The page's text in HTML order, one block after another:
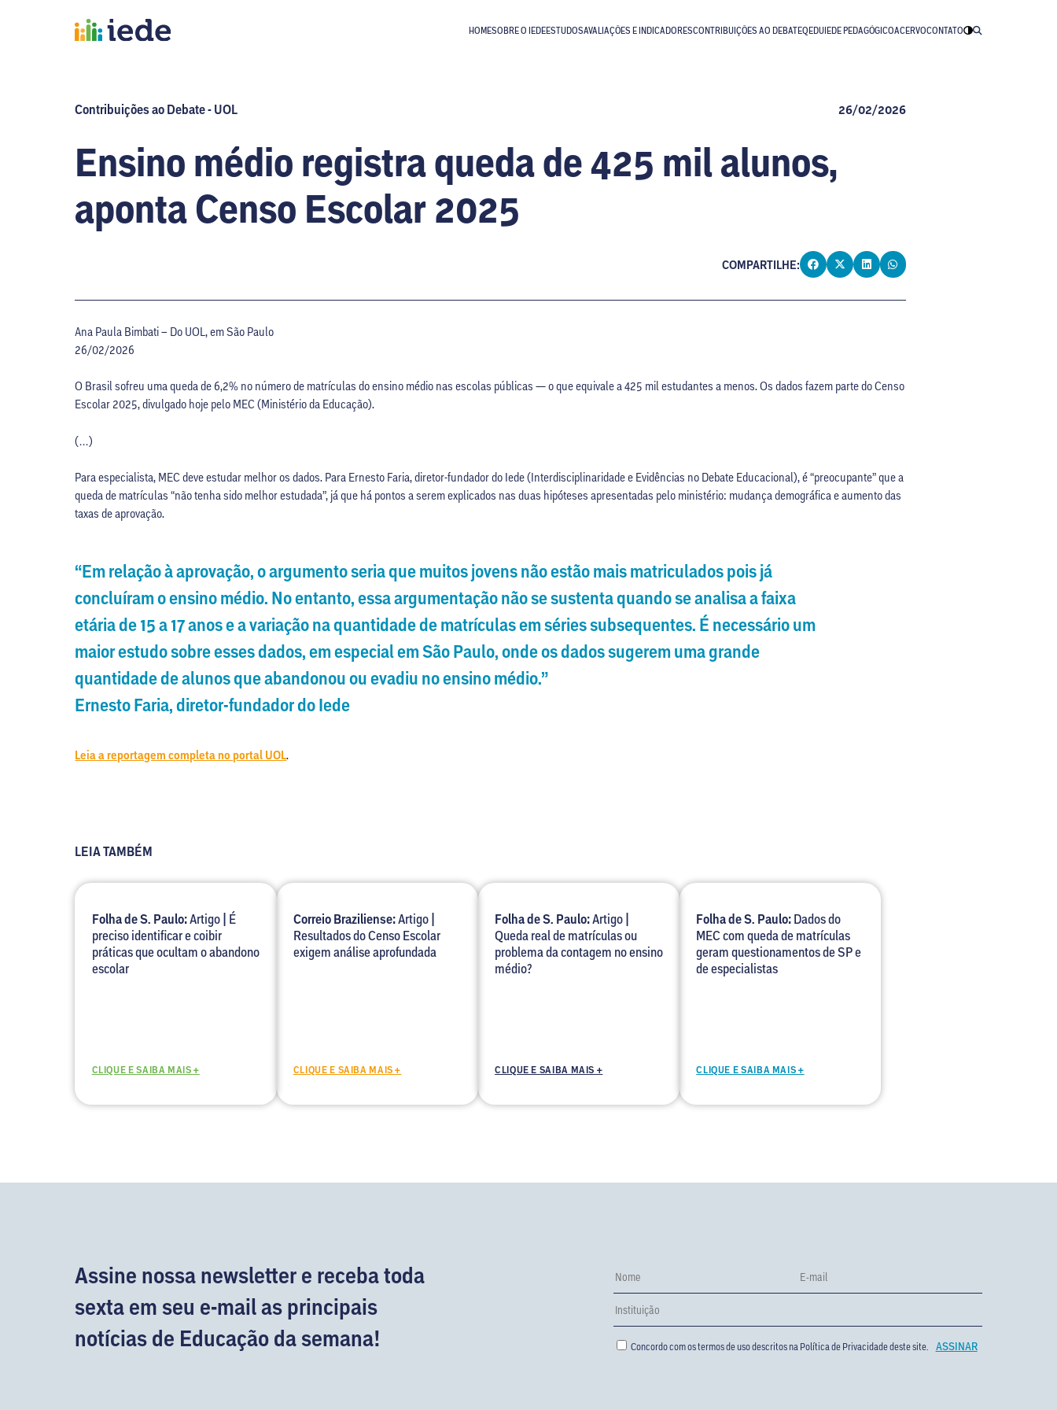
HOMESOBRE O IEDEESTUDOSAVALIAÇÕES E INDICADORESCONTRIBUIÇÕES AO DEBATEQEDUIEDE PEDAGÓGICOACERVOCONTATO
Contribuições ao Debate - UOL 26/02/2026
Ensino médio registra queda de 425 mil alunos,
aponta Censo Escolar 2025
COMPARTILHE:
Ana Paula Bimbati – Do UOL, em São Paulo
26/02/2026
O Brasil sofreu uma queda de 6,2% no número de matrículas do ensino médio nas escolas públicas — o que equivale a 425 mil estudantes a menos. Os dados fazem parte do Censo
Escolar 2025, divulgado hoje pelo MEC (Ministério da Educação).
(…)
Para especialista, MEC deve estudar melhor os dados. Para Ernesto Faria, diretor-fundador do Iede (Interdisciplinaridade e Evidências no Debate Educacional), é “preocupante” que a
queda de matrículas “não tenha sido melhor estudada”, já que há pontos a serem explicados nas duas hipóteses apresentadas pelo ministério: mudança demográfica e aumento das
taxas de aprovação.
“Em relação à aprovação, o argumento seria que muitos jovens não estão mais matriculados pois já
concluíram o ensino médio. No entanto, essa argumentação não se sustenta quando se analisa a faixa
etária de 15 a 17 anos e a variação na quantidade de matrículas em séries subsequentes. É necessário um
maior estudo sobre esses dados, em especial em São Paulo, onde os dados sugerem uma grande
quantidade de alunos que abandonou ou evadiu no ensino médio.”
Ernesto Faria, diretor-fundador do Iede
Leia a reportagem completa no portal UOL.
LEIA TAMBÉM
Folha de S. Paulo:Artigo | É
preciso identificar e coibir
práticas que ocultam o abandono
escolar
CLIQUE E SAIBA MAIS +
Correio Braziliense:Artigo |
Resultados do Censo Escolar
exigem análise aprofundada
CLIQUE E SAIBA MAIS +
Folha de S. Paulo:Artigo |
Queda real de matrículas ou
problema da contagem no ensino
médio?
CLIQUE E SAIBA MAIS +
Folha de S. Paulo:Dados do
MEC com queda de matrículas
geram questionamentos de SP e
de especialistas
CLIQUE E SAIBA MAIS +
Assine nossa newsletter e receba toda
sexta em seu e-mail as principais
notícias de Educação da semana!
Concordo com os termos de uso descritos na Política de Privacidadedeste site.